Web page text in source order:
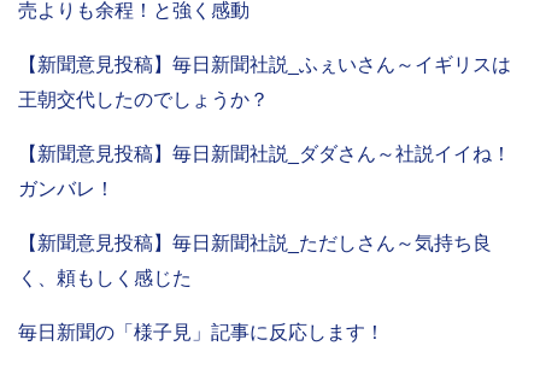
売よりも余程！と強く感動
【新聞意見投稿】毎日新聞社説_ふぇいさん～イギリスは
王朝交代したのでしょうか？
【新聞意見投稿】毎日新聞社説_ダダさん～社説イイね！
ガンバレ！
【新聞意見投稿】毎日新聞社説_ただしさん～気持ち良
く、頼もしく感じた
毎日新聞の「様子見」記事に反応します！